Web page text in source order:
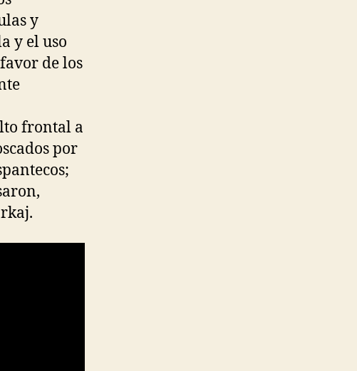
y
y el uso
de los
frontal a
por